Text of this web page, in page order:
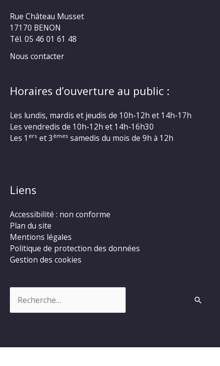
Rue Château Musset
17170 BENON
Tél. 05 46 01 61 48
Nous contacter
Horaires d’ouverture au public :
Les lundis, mardis et jeudis de 10h-12h et 14h-17h
Les vendredis de 10h-12h et 14h-16h30
Les 1 ers et 3 èmes samedis du mois de 9h à 12h
Liens
Accessibilité : non conforme
Plan du site
Mentions légales
Politique de protection des données
Gestion des cookies